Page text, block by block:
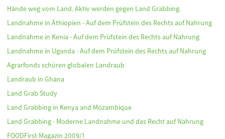
Hände weg vom Land. Aktiv werden gegen Land Grabbing.
Landnahme in Äthiopien - Auf dem Prüfstein des Rechts auf Nahrung
Landnahme in Kenia - Auf dem Prüfstein des Rechts auf Nahrung
Landnahme in Uganda - Auf dem Prüfstein des Rechts auf Nahrung
Agrarfonds schüren globalen Landraub
Landraub in Ghana
Land Grab Study
Land Grabbing in Kenya and Mozambique
Land Grabbing - Moderne Landnahme und das Recht auf Nahrung
FOODFirst Magazin 2009/1